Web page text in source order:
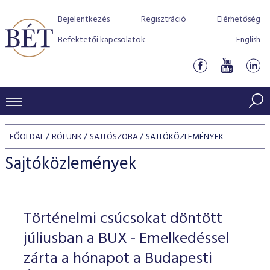
Bejelentkezés Regisztráció
Elérhetőség
Befektetői kapcsolatok
English
KERESKEDÉSI ADATOK
INDEXEK
Jelzáloglevél indexek
Vállalati kötvény indexek
Azonnali Piac
Részvények
Származékos piac
BEFEKTETŐK
Részvény szekció
Hitelpapír szekció
BÉT szabályzatok
Befektetővédelem
Alkalmazott díjstruktúra
Elszámolás
Részvény és vállalati kötvény tőzsdei bevezetését
program
BÉT Xtend - Részvénypiac egyszerűen
TŐZSDETAGOK
Tőzsdetagok, üzletkötők
VENDOROK
FŐOLDAL RÓLUNK SAJTÓSZOBA SAJTÓKÖZLEMÉNYEK
Sajtóközlemények
Történelmi csúcsokat döntött
júliusban a BUX - Emelkedéssel
zárta a hónapot a Budapesti